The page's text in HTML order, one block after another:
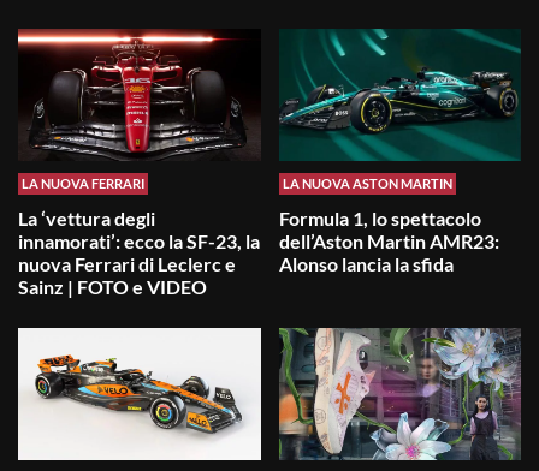
LA NUOVA FERRARI
La ‘vettura degli
innamorati’: ecco la SF-23, la
nuova Ferrari di Leclerc e
Sainz | FOTO e VIDEO
LA NUOVA ASTON MARTIN
Formula 1, lo spettacolo
dell’Aston Martin AMR23:
Alonso lancia la sfida